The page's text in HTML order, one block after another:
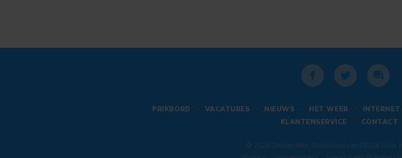
PRIKBORD VACATURES NIEUWS HET WEER INTERNET
KLANTENSERVICE
CONTACT
© 2026 ZeelandNet . Onderdeel van DELTA Fiber